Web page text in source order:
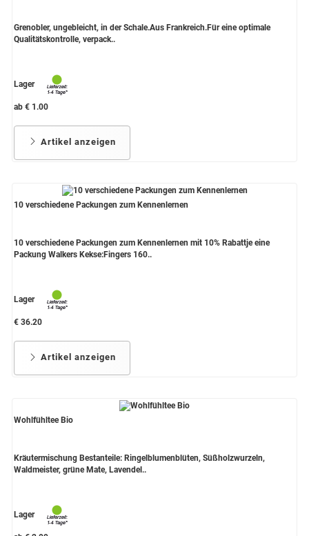
Grenobler, ungebleicht, in der Schale.Aus Frankreich.Für eine optimale
Qualitätskontrolle, verpack..
Lager
ab € 1.00
Artikel anzeigen
10 verschiedene Packungen zum Kennenlernen
10 verschiedene Packungen zum Kennenlernen mit 10% Rabattje eine
Packung Walkers Kekse:Fingers 160..
Lager
€ 36.20
Artikel anzeigen
Wohlfühltee Bio
Kräutermischung Bestanteile: Ringelblumenblüten, Süßholzwurzeln,
Waldmeister, grüne Mate, Lavendel..
Lager